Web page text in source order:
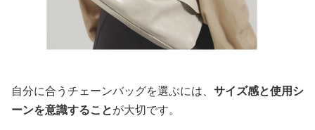
自分に合うチェーンバッグを選ぶには、 サイズ感と使用シ
ーンを意識することが大切です。